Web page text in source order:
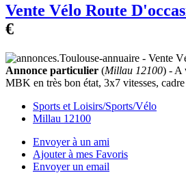
Vente Vélo Route
€
Annonce particulier (Millau 12100) - A
MBK en très bon état, 3x7 vitesses,
Sports et Loisirs/Sports/Vélo
Millau 12100
Envoyer à un ami
Ajouter à mes Favoris
Envoyer un email